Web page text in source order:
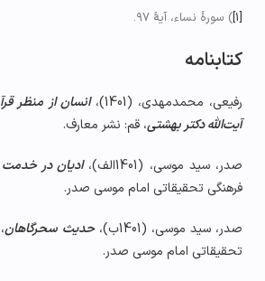
[1] ) سورۀ نساء، آیۀ ۹۷.
کتابنامه
رفیعی، محمدمهدی، (1401)،
انسان از منظر
آیت­‌الله دکتر بهشتی، قم: نشر معارف.
صدر، سید موسی، (1401الف)، ادیان در
فرهنگی تحقیقاتی امام موسی صدر.
صدر، سید موسی، (1401ب)، حدیث سحرگاهان
تحقیقاتی امام موسی صدر.